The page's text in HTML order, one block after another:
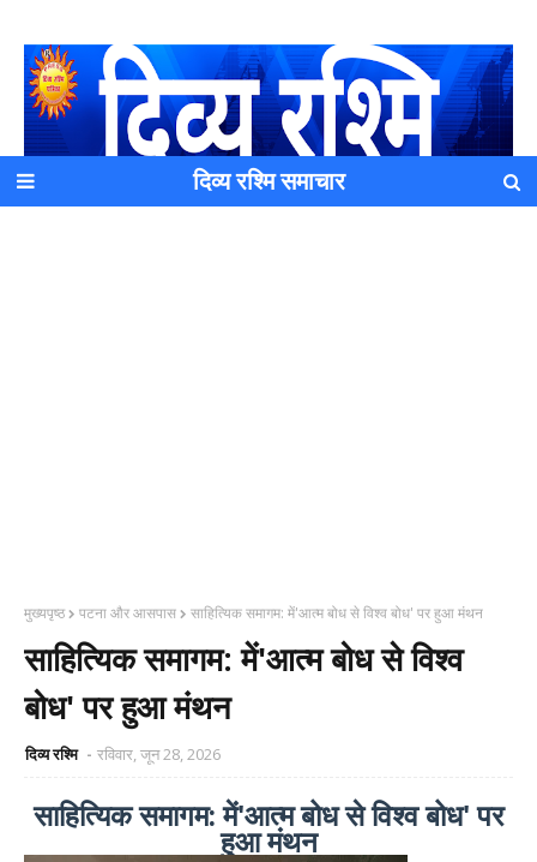
दिव्य रश्मि समाचार
मुख्यपृष्ठ पटना और आसपास साहित्यिक समागम: में'आत्म बोध से विश्व बोध' पर हुआ मंथन
साहित्यिक समागम: में'आत्म बोध से विश्व
बोध' पर हुआ मंथन
दिव्य रश्मि रविवार, जून 28, 2026
साहित्यिक समागम: में'आत्म बोध से विश्व बोध' पर
हुआ मंथन